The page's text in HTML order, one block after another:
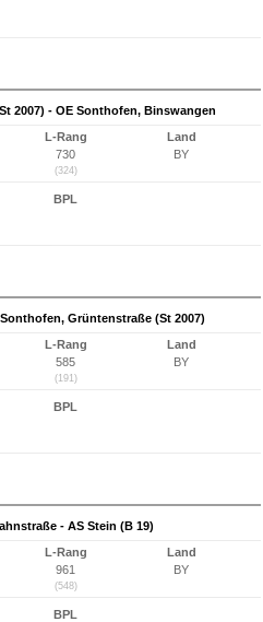
2007) - OE Sonthofen, Binswangen
L-Rang
730
(324)
Land
BY
BPL
Grüntenstraße (St 2007)
L-Rang
585
(191)
Land
BY
BPL
- AS Stein (B 19)
L-Rang
961
(548)
Land
BY
BPL